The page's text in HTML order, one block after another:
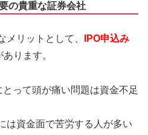
の貴重な証券会社
メリットとして、
IPO申込み
ります。
って頭が痛い問題は資金不足
は資金面で苦労する人が多い